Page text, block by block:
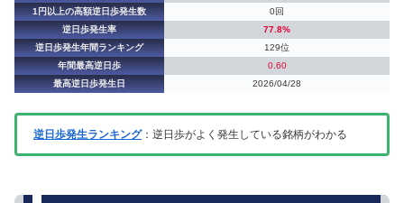
1円以上の高額逆日歩発生数
0回
逆日歩発生率
77.8%
逆日歩発生年間ランキング
129位
年間最高逆日歩
0.60
最高逆日歩発生日
2026/04/28
逆日歩発生ランキング：逆日歩がよく発生している銘柄がわかる